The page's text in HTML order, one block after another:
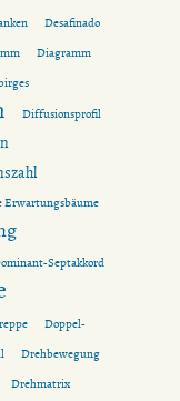
Desafinado
Diagramm
Diffusionsprofil
Erwartungsbäume
Septakkord
Doppel-
Drehbewegung
Drehmatrix